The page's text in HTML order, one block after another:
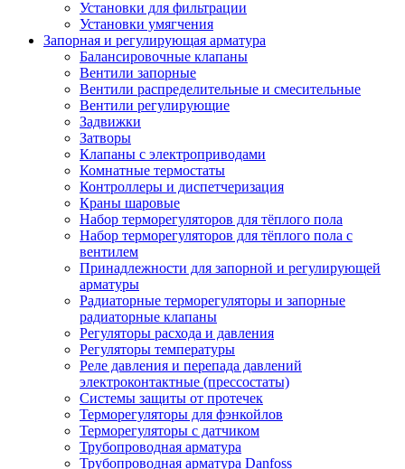
Установки для фильтрации
Установки умягчения
Запорная и регулирующая арматура
Балансировочные клапаны
Вентили запорные
Вентили распределительные и смесительные
Вентили регулирующие
Задвижки
Затворы
Клапаны с электроприводами
Комнатные термостаты
Контроллеры и диспетчеризация
Краны шаровые
Набор терморегуляторов для тёплого пола
Набор терморегуляторов для тёплого пола с
вентилем
Принадлежности для запорной и регулирующей
арматуры
Радиаторные терморегуляторы и запорные
радиаторные клапаны
Регуляторы расхода и давления
Регуляторы температуры
Реле давления и перепада давлений
электроконтактные (прессостаты)
Системы защиты от протечек
Терморегуляторы для фэнкойлов
Терморегуляторы с датчиком
Трубопроводная арматура
Трубопроводная арматура Danfoss